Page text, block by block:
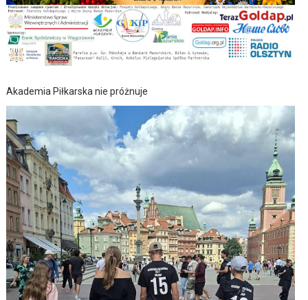
Akademia Piłkarska nie próżnuje